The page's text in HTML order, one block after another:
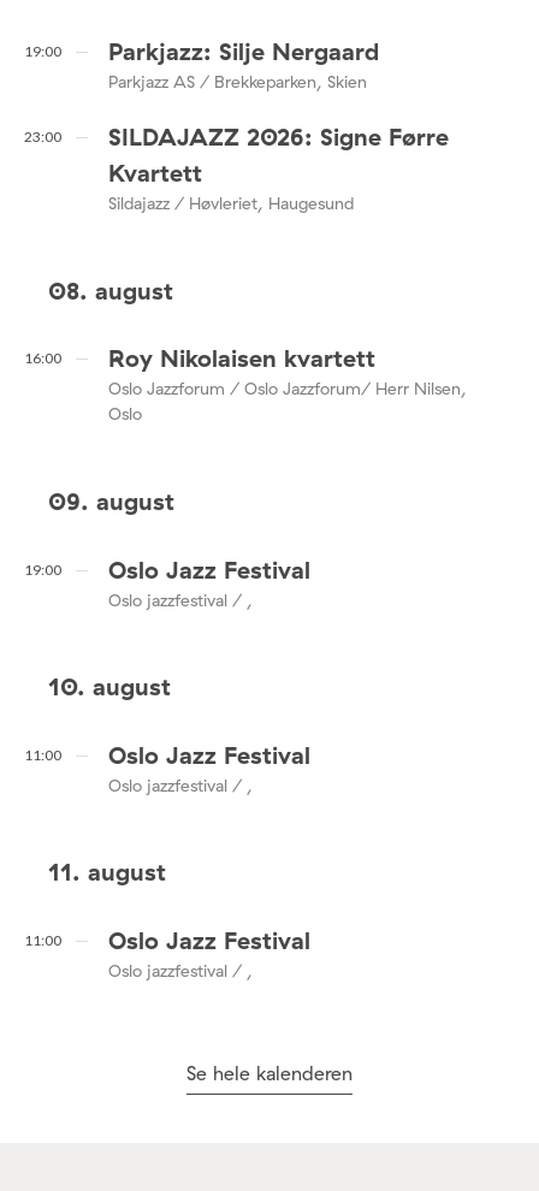
19:00 Parkjazz: Silje Nergaard
Parkjazz AS / Brekkeparken, Skien
23:00
SILDAJAZZ 2026: Signe Førre
Kvartett
Sildajazz / Høvleriet, Haugesund
08. august
16:00 Roy Nikolaisen kvartett
Oslo Jazzforum / Oslo Jazzforum/ Herr Nilsen,
Oslo
09. august
19:00 Oslo Jazz Festival
Oslo jazzfestival / ,
10. august
11:00 Oslo Jazz Festival
Oslo jazzfestival / ,
11. august
11:00 Oslo Jazz Festival
Oslo jazzfestival / ,
Se hele kalenderen